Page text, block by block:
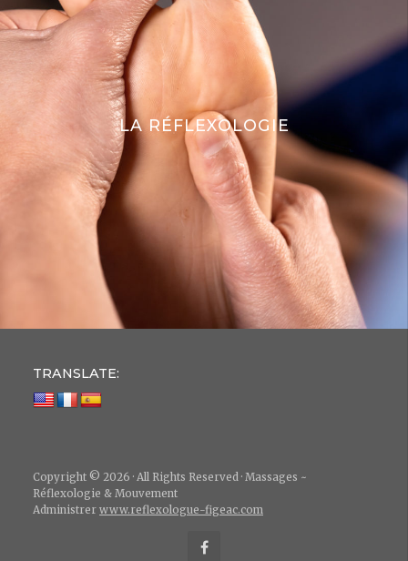
LA RÉFLEXOLOGIE
TRANSLATE:
Copyright © 2026 · All Rights Reserved · Massages ~
Réflexologie & Mouvement
Administrer www.reflexologue-figeac.com